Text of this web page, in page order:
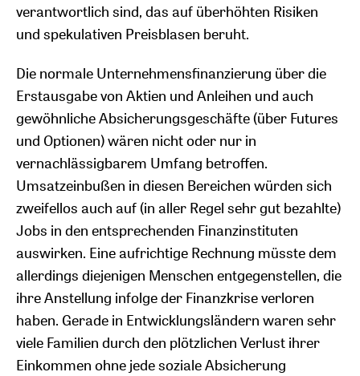
verantwortlich sind, das auf überhöhten Risiken
und spekulativen Preisblasen beruht.
Die normale Unternehmensfinanzierung über die
Erstausgabe von Aktien und Anleihen und auch
gewöhnliche Absicherungsgeschäfte (über Futures
und Optionen) wären nicht oder nur in
vernachlässigbarem Umfang betroffen.
Umsatzeinbußen in diesen Bereichen würden sich
zweifellos auch auf (in aller Regel sehr gut bezahlte)
Jobs in den entsprechenden Finanzinstituten
auswirken. Eine aufrichtige Rechnung müsste dem
allerdings diejenigen Menschen entgegenstellen, die
ihre Anstellung infolge der Finanzkrise verloren
haben. Gerade in Entwicklungsländern waren sehr
viele Familien durch den plötzlichen Verlust ihrer
Einkommen ohne jede soziale Absicherung